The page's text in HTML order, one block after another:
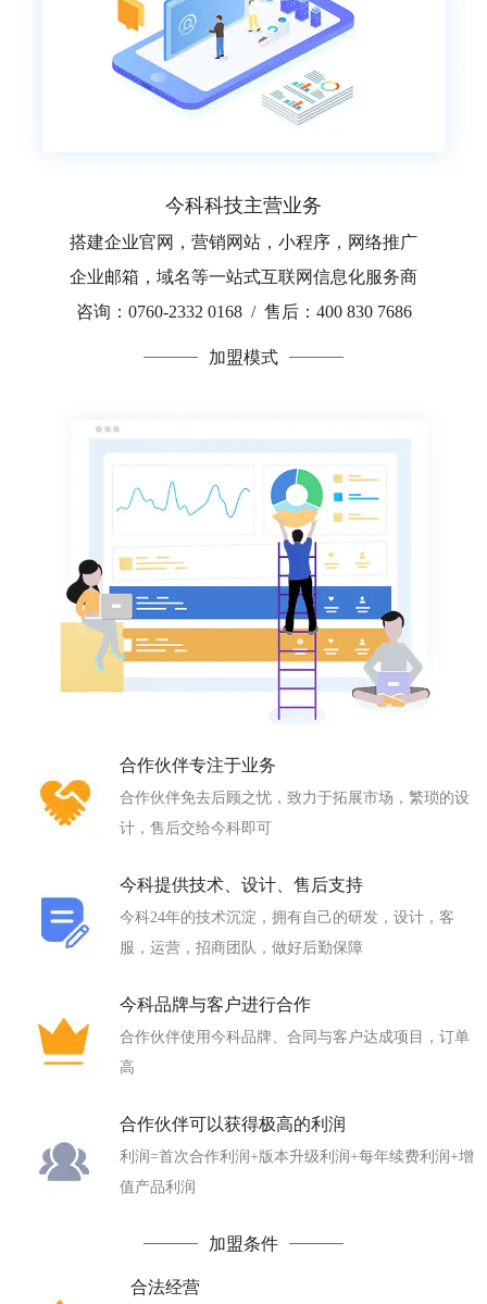
今科科技主营业务
搭建企业官网，营销网站，小程序，网络推广
企业邮箱，域名等一站式互联网信息化服务商
咨询：0760-2332 0168 / 售后：400 830 7686
加盟模式
合作伙伴专注于业务
合作伙伴免去后顾之忧，致力于拓展市场，繁琐的设
计，售后交给今科即可
今科提供技术、设计、售后支持
今科24年的技术沉淀，拥有自己的研发，设计，客
服，运营，招商团队，做好后勤保障
今科品牌与客户进行合作
合作伙伴使用今科品牌、合同与客户达成项目，订单
高
合作伙伴可以获得极高的利润
利润=首次合作利润+版本升级利润+每年续费利润+增
值产品利润
加盟条件
合法经营